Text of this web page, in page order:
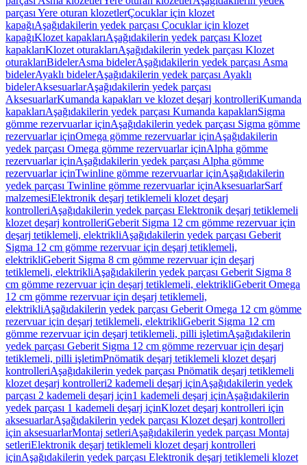
parçası Yere oturan klozetlerÇocuklar için klozet
kapağıAşağıdakilerin yedek parçası Çocuklar için klozet
kapağıKlozet kapaklarıAşağıdakilerin yedek parçası Klozet
kapaklarıKlozet oturaklarıAşağıdakilerin yedek parçası Klozet
oturaklarıBidelerAsma bidelerAşağıdakilerin yedek parçası Asma
bidelerAyaklı bidelerAşağıdakilerin yedek parçası Ayaklı
bidelerAksesuarlarAşağıdakilerin yedek parçası
AksesuarlarKumanda kapakları ve klozet deşarj kontrolleriKumanda
kapaklarıAşağıdakilerin yedek parçası Kumanda kapaklarıSigma
gömme rezervuarlar içinAşağıdakilerin yedek parçası Sigma gömme
rezervuarlar içinOmega gömme rezervuarlar içinAşağıdakilerin
yedek parçası Omega gömme rezervuarlar içinAlpha gömme
rezervuarlar içinAşağıdakilerin yedek parçası Alpha gömme
rezervuarlar içinTwinline gömme rezervuarlar içinAşağıdakilerin
yedek parçası Twinline gömme rezervuarlar içinAksesuarlarSarf
malzemesiElektronik deşarj tetiklemeli klozet deşarj
kontrolleriAşağıdakilerin yedek parçası Elektronik deşarj tetiklemeli
klozet deşarj kontrolleriGeberit Sigma 12 cm gömme rezervuar için
deşarj tetiklemeli, elektrikliAşağıdakilerin yedek parçası Geberit
Sigma 12 cm gömme rezervuar için deşarj tetiklemeli,
elektrikliGeberit Sigma 8 cm gömme rezervuar için deşarj
tetiklemeli, elektrikliAşağıdakilerin yedek parçası Geberit Sigma 8
cm gömme rezervuar için deşarj tetiklemeli, elektrikliGeberit Omega
12 cm gömme rezervuar için deşarj tetiklemeli,
elektrikliAşağıdakilerin yedek parçası Geberit Omega 12 cm gömme
rezervuar için deşarj tetiklemeli, elektrikliGeberit Sigma 12 cm
gömme rezervuar için deşarj tetiklemeli, pilli işletimAşağıdakilerin
yedek parçası Geberit Sigma 12 cm gömme rezervuar için deşarj
tetiklemeli, pilli işletimPnömatik deşarj tetiklemeli klozet deşarj
kontrolleriAşağıdakilerin yedek parçası Pnömatik deşarj tetiklemeli
klozet deşarj kontrolleri2 kademeli deşarj içinAşağıdakilerin yedek
parçası 2 kademeli deşarj için1 kademeli deşarj içinAşağıdakilerin
yedek parçası 1 kademeli deşarj içinKlozet deşarj kontrolleri için
aksesuarlarAşağıdakilerin yedek parçası Klozet deşarj kontrolleri
için aksesuarlarMontaj setleriAşağıdakilerin yedek parçası Montaj
setleriElektronik deşarj tetiklemeli klozet deşarj kontrolleri
içinAşağıdakilerin yedek parçası Elektronik deşarj tetiklemeli klozet